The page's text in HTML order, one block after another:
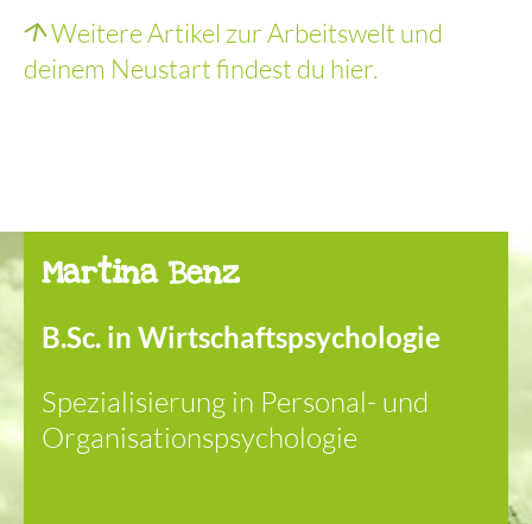
Weitere Artikel zur Arbeitswelt und
deinem Neustart findest du hier.
Martina Benz
B.Sc. in Wirtschaftspsychologie
Spezialisierung in Personal- und
Organisationspsychologie